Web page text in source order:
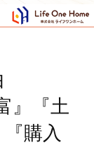
』『土
購入